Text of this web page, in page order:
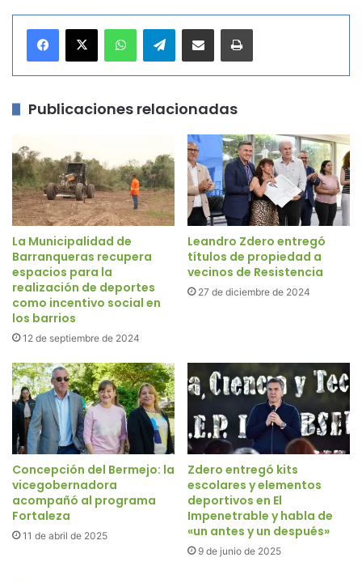
Telegram
Publicaciones relacionadas
La Municipalidad de
Barranqueras recupera
espacios para la
realización de deportes
como incentivo social en
los barrios
12 de septiembre de 2024
Leandro Zdero entregó
títulos de propiedad a
vecinos de Resistencia
27 de diciembre de 2024
Concepción del Bermejo: la
vicegobernadora
acompañó al programa
Fortaleza
11 de abril de 2025
Zdero entregó kits
escolares y elementos
deportivos en El
Impenetrable y habla de
«un antes y un después»
9 de junio de 2025